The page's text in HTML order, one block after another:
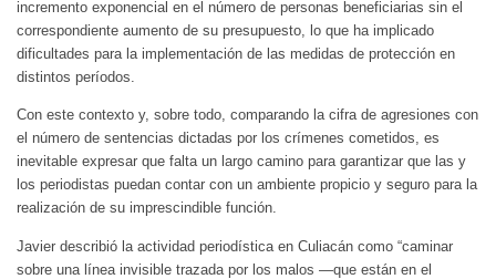
incremento exponencial en el número de personas beneficiarias sin el
correspondiente aumento de su presupuesto, lo que ha implicado
dificultades para la implementación de las medidas de protección en
distintos períodos.
Con este contexto y, sobre todo, comparando la cifra de agresiones con
el número de sentencias dictadas por los crímenes cometidos, es
inevitable expresar que falta un largo camino para garantizar que las y
los periodistas puedan contar con un ambiente propicio y seguro para la
realización de su imprescindible función.
Javier describió la actividad periodística en Culiacán como “caminar
sobre una línea invisible trazada por los malos —que están en el